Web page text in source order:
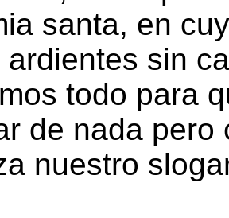
santa, en
sin
todo para
de nada
nuestro